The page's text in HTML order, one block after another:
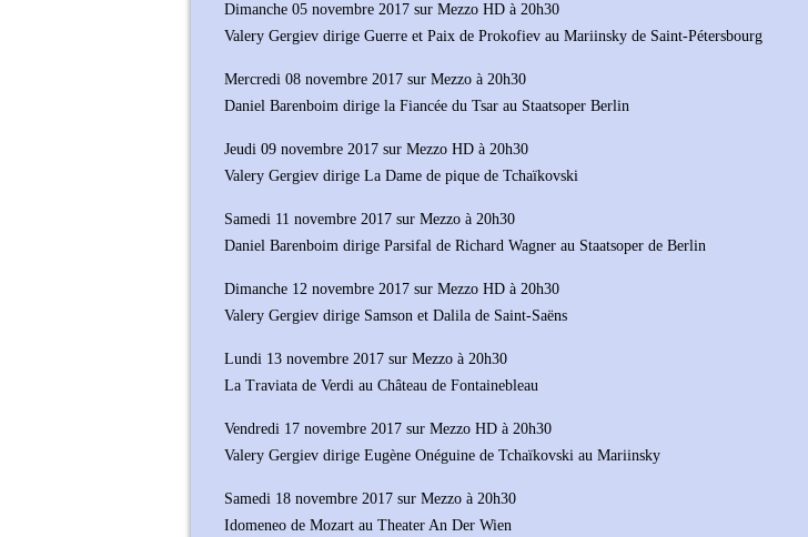
Dimanche 05 novembre 2017 sur Mezzo HD à 20h30
Valery Gergiev dirige Guerre et Paix de Prokofiev au Mariinsky de Saint-Pétersbourg
Mercredi 08 novembre 2017 sur Mezzo à 20h30
Daniel Barenboim dirige la Fiancée du Tsar au Staatsoper Berlin
Jeudi 09 novembre 2017 sur Mezzo HD à 20h30
Valery Gergiev dirige La Dame de pique de Tchaïkovski
Samedi 11 novembre 2017 sur Mezzo à 20h30
Daniel Barenboim dirige Parsifal de Richard Wagner au Staatsoper de Berlin
Dimanche 12 novembre 2017 sur Mezzo HD à 20h30
Valery Gergiev dirige Samson et Dalila de Saint-Saëns
Lundi 13 novembre 2017 sur Mezzo à 20h30
La Traviata de Verdi au Château de Fontainebleau
Vendredi 17 novembre 2017 sur Mezzo HD à 20h30
Valery Gergiev dirige Eugène Onéguine de Tchaïkovski au Mariinsky
Samedi 18 novembre 2017 sur Mezzo à 20h30
Idomeneo de Mozart au Theater An Der Wien